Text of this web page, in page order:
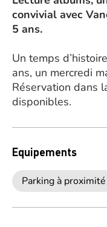
convivial avec
5 ans.
Un temps
ans, un mercredi
Réservation dans
disponibles.
Equipements
Parking à proximité